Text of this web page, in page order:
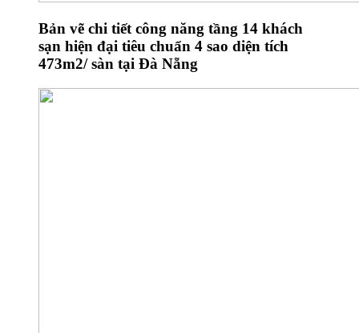
Bản vẽ chi tiết công năng tầng 14 khách
sạn hiện đại tiêu chuẩn 4 sao diện tích
473m2/ sàn tại Đà Nẵng